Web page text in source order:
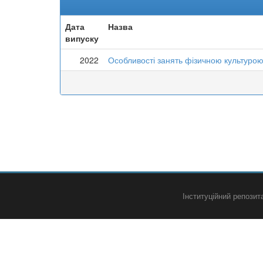
Дата
випуску
Назва
2022 Особливості занять фізичною
Інституційний